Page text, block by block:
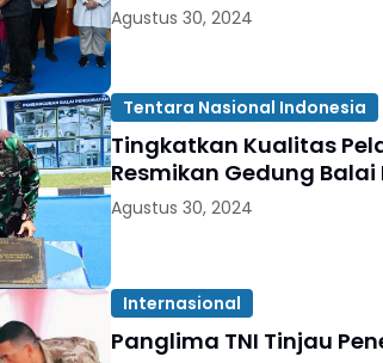
Agustus 30, 2024
Tentara Nasional Indonesia
Tingkatkan Kualitas
Resmikan Gedung
Agustus 30, 2024
Internasional
Panglima TNI Tinjau